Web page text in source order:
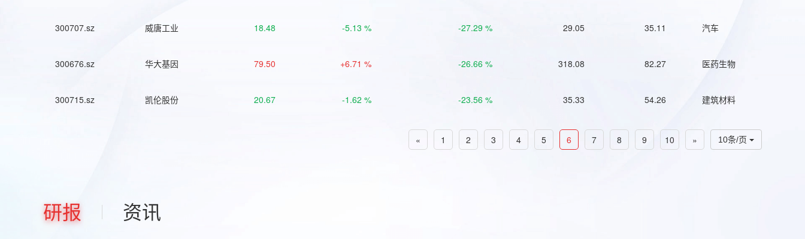
300707.sz 威唐工业 18.48 -5.13 % -27.29 % 29.05 35.11 汽车
300676.sz 华大基因 79.50 +6.71 % -26.66 % 318.08 82.27 医药生物
300715.sz 凯伦股份 20.67 -1.62 % -23.56 % 35.33 54.26 建筑材料
10条/页
« 1 2 3 4 5 6 7 8 9 10 »
研报 资讯